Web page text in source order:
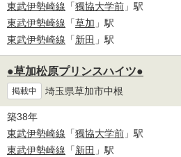
東武伊勢崎線 「獨協大学前 」駅
東武伊勢崎線 「草加 」駅
東武伊勢崎線 「新田 」駅
●草加松原プリンスハイツ●
掲載中 埼玉県草加市中根
築38年
東武伊勢崎線 「獨協大学前 」駅
東武伊勢崎線 「新田 」駅